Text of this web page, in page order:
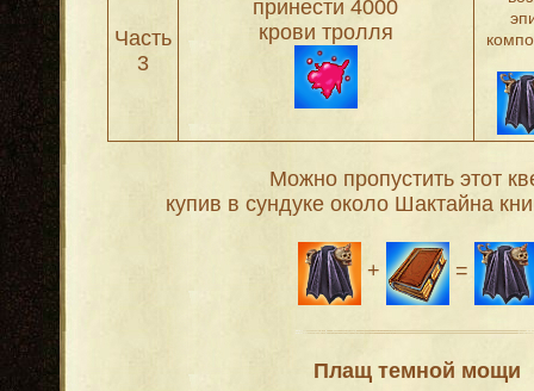
Часть
3
принести 4000
крови тролля
Можно пропустить этот
купив в сундуке около Шактайна
+ =
Плащ темной мощи